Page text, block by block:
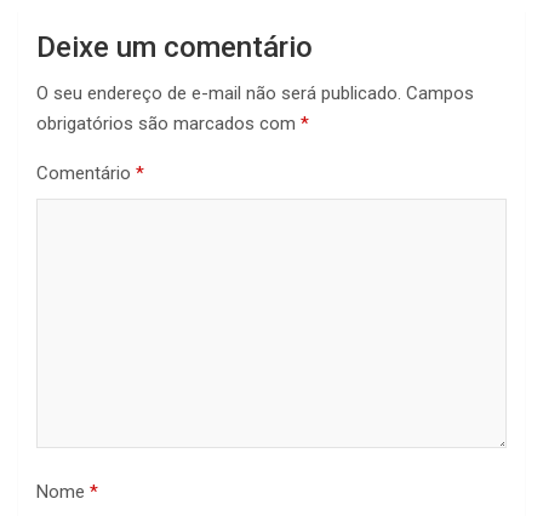
Deixe um comentário
O seu endereço de e-mail não será publicado. Campos
obrigatórios são marcados com *
Comentário *
Nome *